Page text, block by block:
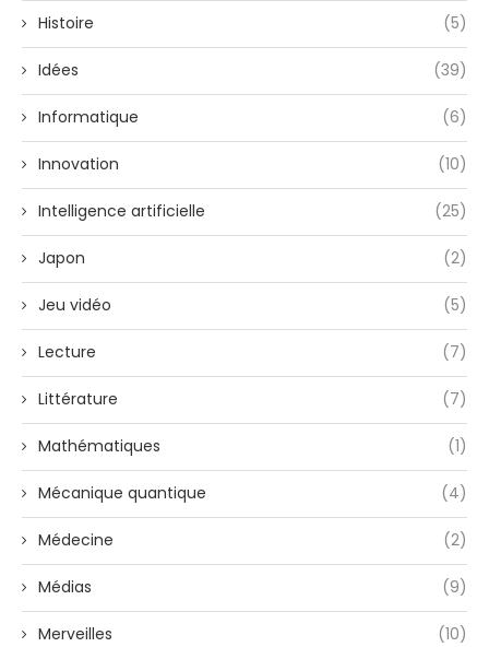
Histoire (5)
Idées (39)
Informatique (6)
Innovation (10)
Intelligence artificielle (25)
Japon (2)
Jeu vidéo (5)
Lecture (7)
Littérature (7)
Mathématiques (1)
Mécanique quantique (4)
Médecine (2)
Médias (9)
Merveilles (10)